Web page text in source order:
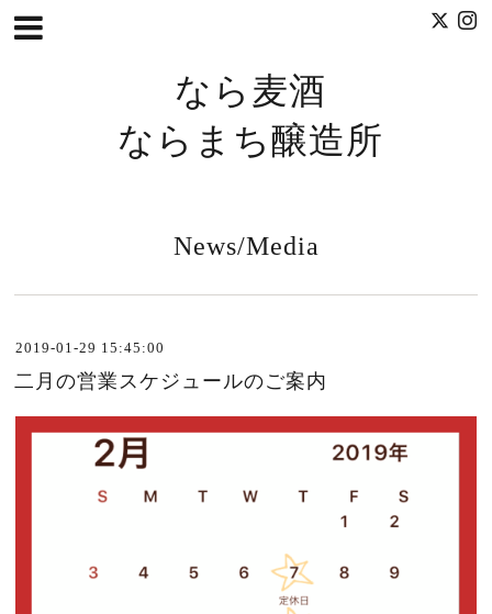
なら麦酒
ならまち醸造所
News/Media
2019-01-29 15:45:00
二月の営業スケジュールのご案内